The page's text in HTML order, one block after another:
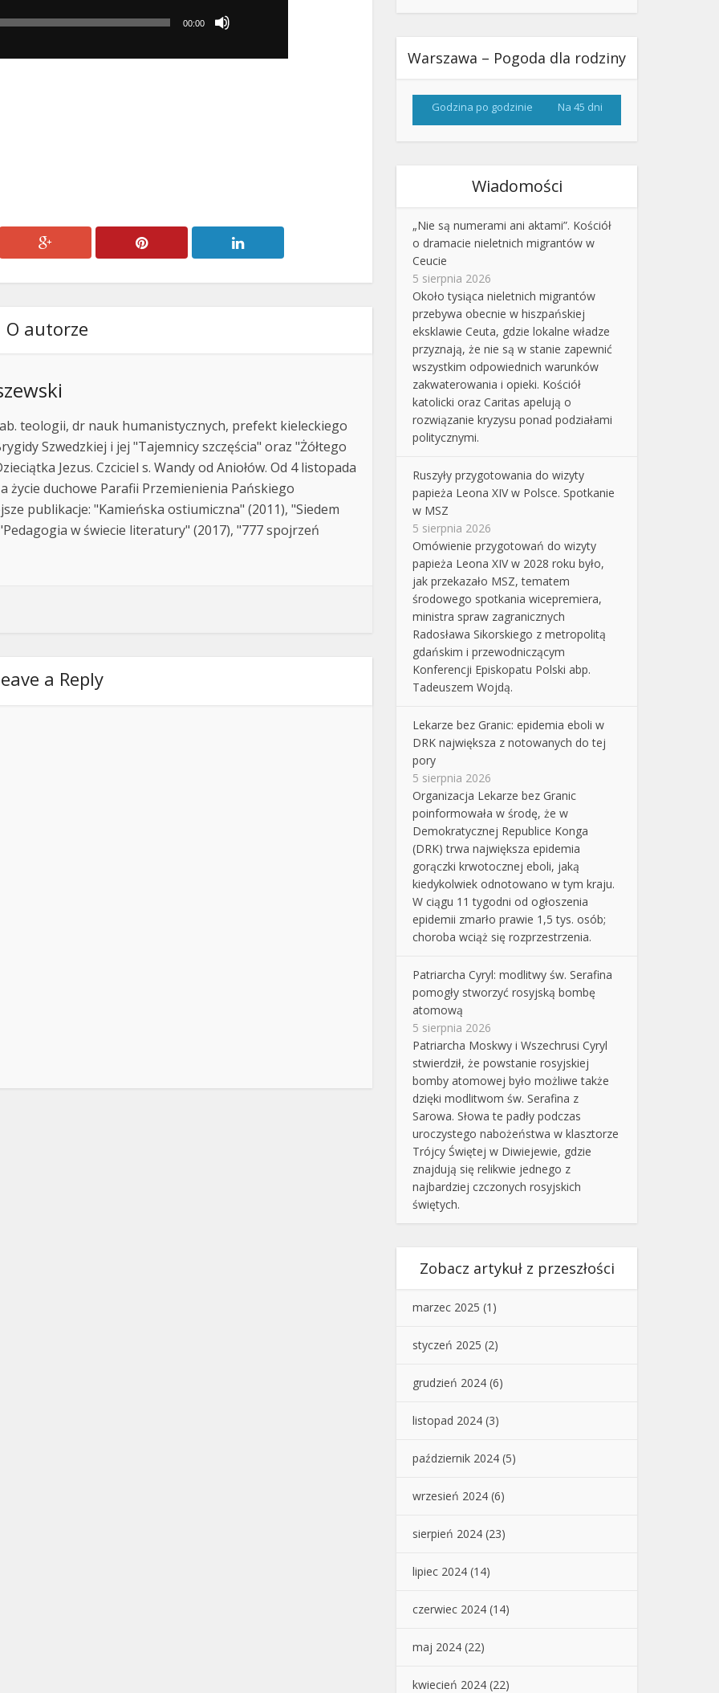
00:00
O autorze
teologii, dr nauk humanistycznych, prefekt kieleckiego
Szwedzkiej i jej "Tajemnicy szczęścia" oraz "Żółtego
Jezus. Czciciel s. Wandy od Aniołów. Od 4 listopada
życie duchowe Parafii Przemienienia Pańskiego
publikacje: "Kamieńska ostiumiczna" (2011), "Siedem
w świecie literatury" (2017), "777 spojrzeń
a Reply
Warszawa – Pogoda dla rodziny
Godzina po godzinie Na 45 dni
Wiadomości
„Nie są numerami ani aktami”. Kościół
o dramacie nieletnich migrantów w
Ceucie
5 sierpnia 2026
Około tysiąca nieletnich migrantów
przebywa obecnie w hiszpańskiej
eksklawie Ceuta, gdzie lokalne władze
przyznają, że nie są w stanie zapewnić
wszystkim odpowiednich warunków
zakwaterowania i opieki. Kościół
katolicki oraz Caritas apelują o
rozwiązanie kryzysu ponad podziałami
politycznymi.
Ruszyły przygotowania do wizyty
papieża Leona XIV w Polsce. Spotkanie
w MSZ
5 sierpnia 2026
Omówienie przygotowań do wizyty
papieża Leona XIV w 2028 roku było,
jak przekazało MSZ, tematem
środowego spotkania wicepremiera,
ministra spraw zagranicznych
Radosława Sikorskiego z metropolitą
gdańskim i przewodniczącym
Konferencji Episkopatu Polski abp.
Tadeuszem Wojdą.
Lekarze bez Granic: epidemia eboli w
DRK największa z notowanych do tej
pory
5 sierpnia 2026
Organizacja Lekarze bez Granic
poinformowała w środę, że w
Demokratycznej Republice Konga
(DRK) trwa największa epidemia
gorączki krwotocznej eboli, jaką
kiedykolwiek odnotowano w tym kraju.
W ciągu 11 tygodni od ogłoszenia
epidemii zmarło prawie 1,5 tys. osób;
choroba wciąż się rozprzestrzenia.
Patriarcha Cyryl: modlitwy św. Serafina
pomogły stworzyć rosyjską bombę
atomową
5 sierpnia 2026
Patriarcha Moskwy i Wszechrusi Cyryl
stwierdził, że powstanie rosyjskiej
bomby atomowej było możliwe także
dzięki modlitwom św. Serafina z
Sarowa. Słowa te padły podczas
uroczystego nabożeństwa w klasztorze
Trójcy Świętej w Diwiejewie, gdzie
znajdują się relikwie jednego z
najbardziej czczonych rosyjskich
świętych.
Zobacz artykuł z przeszłości
marzec 2025 (1)
styczeń 2025 (2)
grudzień 2024 (6)
listopad 2024 (3)
październik 2024 (5)
wrzesień 2024 (6)
sierpień 2024 (23)
lipiec 2024 (14)
czerwiec 2024 (14)
maj 2024 (22)
kwiecień 2024 (22)